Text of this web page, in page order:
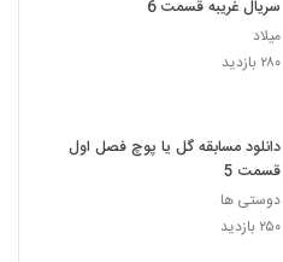
سریال غریبه قسمت 6
میلاد
۲۸۰ بازدید
دانلود مسابقه گل یا پوچ فصل اول
قسمت 5
دوستی ها
۲۵۰ بازدید